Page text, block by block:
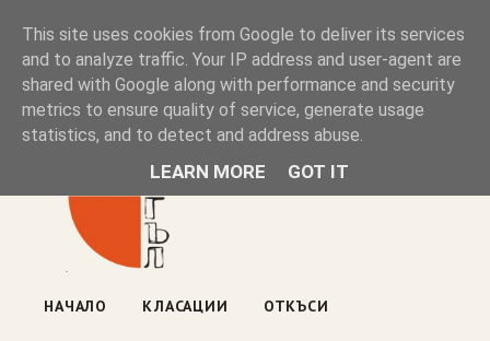
Книжен ъгъл
Блог на книжарницата — класации, откъси, нови книги
ул. „Оборище" 117, София· пон–пет 10:00–19:00 ·
НАЧАЛО КЛАСАЦИИ ОТКЪСИ
This site uses cookies from Google to deliver its services
and to analyze traffic. Your IP address and user-agent are
shared with Google along with performance and security
metrics to ensure quality of service, generate usage
statistics, and to detect and address abuse.
LEARN MORE GOT IT